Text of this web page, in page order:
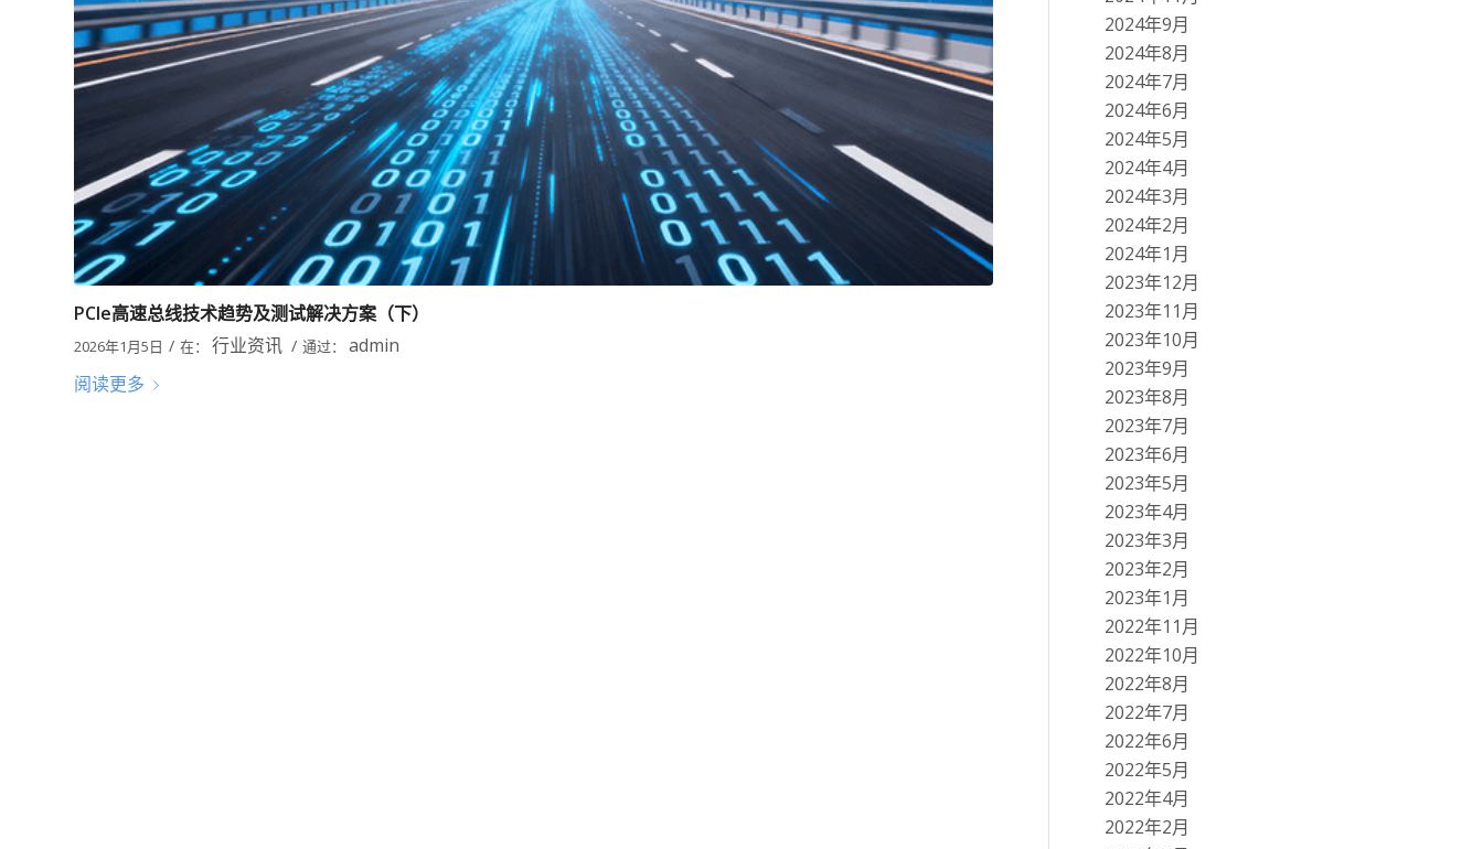
PCIe高速总线技术趋势及测试解决方案（下）
2026年1月5日 / 在： 行业资讯 / 通过： admin
阅读更多
2024年9月
2024年8月
2024年7月
2024年6月
2024年5月
2024年4月
2024年3月
2024年2月
2024年1月
2023年12月
2023年11月
2023年10月
2023年9月
2023年8月
2023年7月
2023年6月
2023年5月
2023年4月
2023年3月
2023年2月
2023年1月
2022年11月
2022年10月
2022年8月
2022年7月
2022年6月
2022年5月
2022年4月
2022年2月